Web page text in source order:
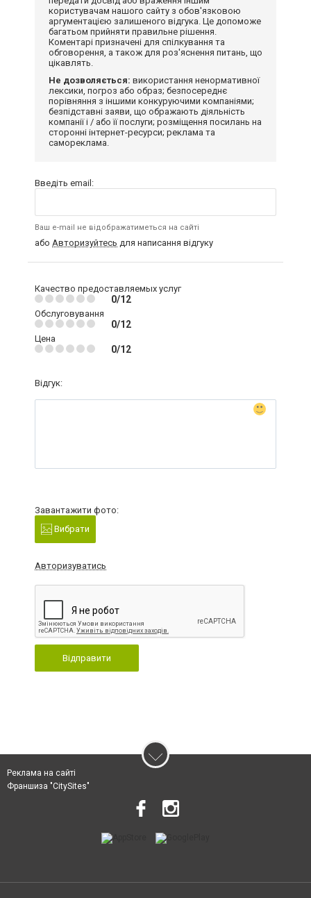
користувачам нашого сайту з обов'язковою
аргументацією залишеного відгука. Це допоможе
багатьом прийняти правильне рішення.
Коментарі призначені для спілкування та
обговорення, а також для роз'яснення питань, що
цікавлять.
Не дозволяється: використання ненормативної
лексики, погроз або образ; безпосереднє
порівняння з іншими конкуруючими компаніями;
безпідставні заяви, що ображають діяльність
компанії і / або її послуги; розміщення посилань на
сторонні інтернет-ресурси; реклама та
самореклама.
Введіть email:
Ваш e-mail не відображатиметься на сайті
або Авторизуйтесь для написання відгуку
Качество предоставляемых услуг
0/12
Обслуговування
0/12
Цена
0/12
Відгук:
Завантажити фото:
Вибрати
Авторизуватись
Відправити
Реклама на сайті
Франшиза "CitySites"